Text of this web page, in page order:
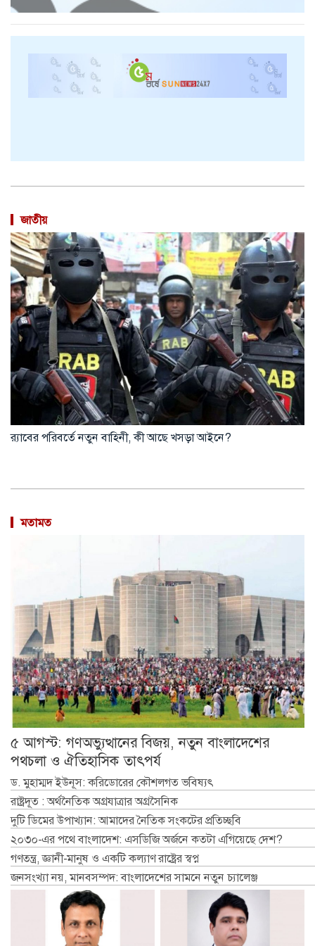
জাতীয়
র‍্যাবের পরিবর্তে নতুন বাহিনী, কী আছে খসড়া আইনে?
মতামত
৫ আগস্ট: গণঅভ্যুত্থানের বিজয়, নতুন বাংলাদেশের
পথচলা ও ঐতিহাসিক তাৎপর্য
ড. মুহাম্মদ ইউনূস: করিডোরের কৌশলগত ভবিষ্যৎ
রাষ্ট্রদূত : অর্থনৈতিক অগ্রযাত্রার অগ্রসৈনিক
দুটি ডিমের উপাখ্যান: আমাদের নৈতিক সংকটের প্রতিচ্ছবি
২০৩০-এর পথে বাংলাদেশ: এসডিজি অর্জনে কতটা এগিয়েছে দেশ?
গণতন্ত্র, জ্ঞানী-মানুষ ও একটি কল্যাণ রাষ্ট্রের স্বপ্ন
জনসংখ্যা নয়, মানবসম্পদ: বাংলাদেশের সামনে নতুন চ্যালেঞ্জ